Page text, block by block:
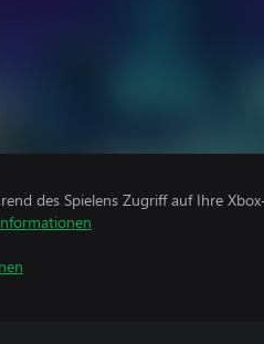
des Spielens Zugriff auf Ihre